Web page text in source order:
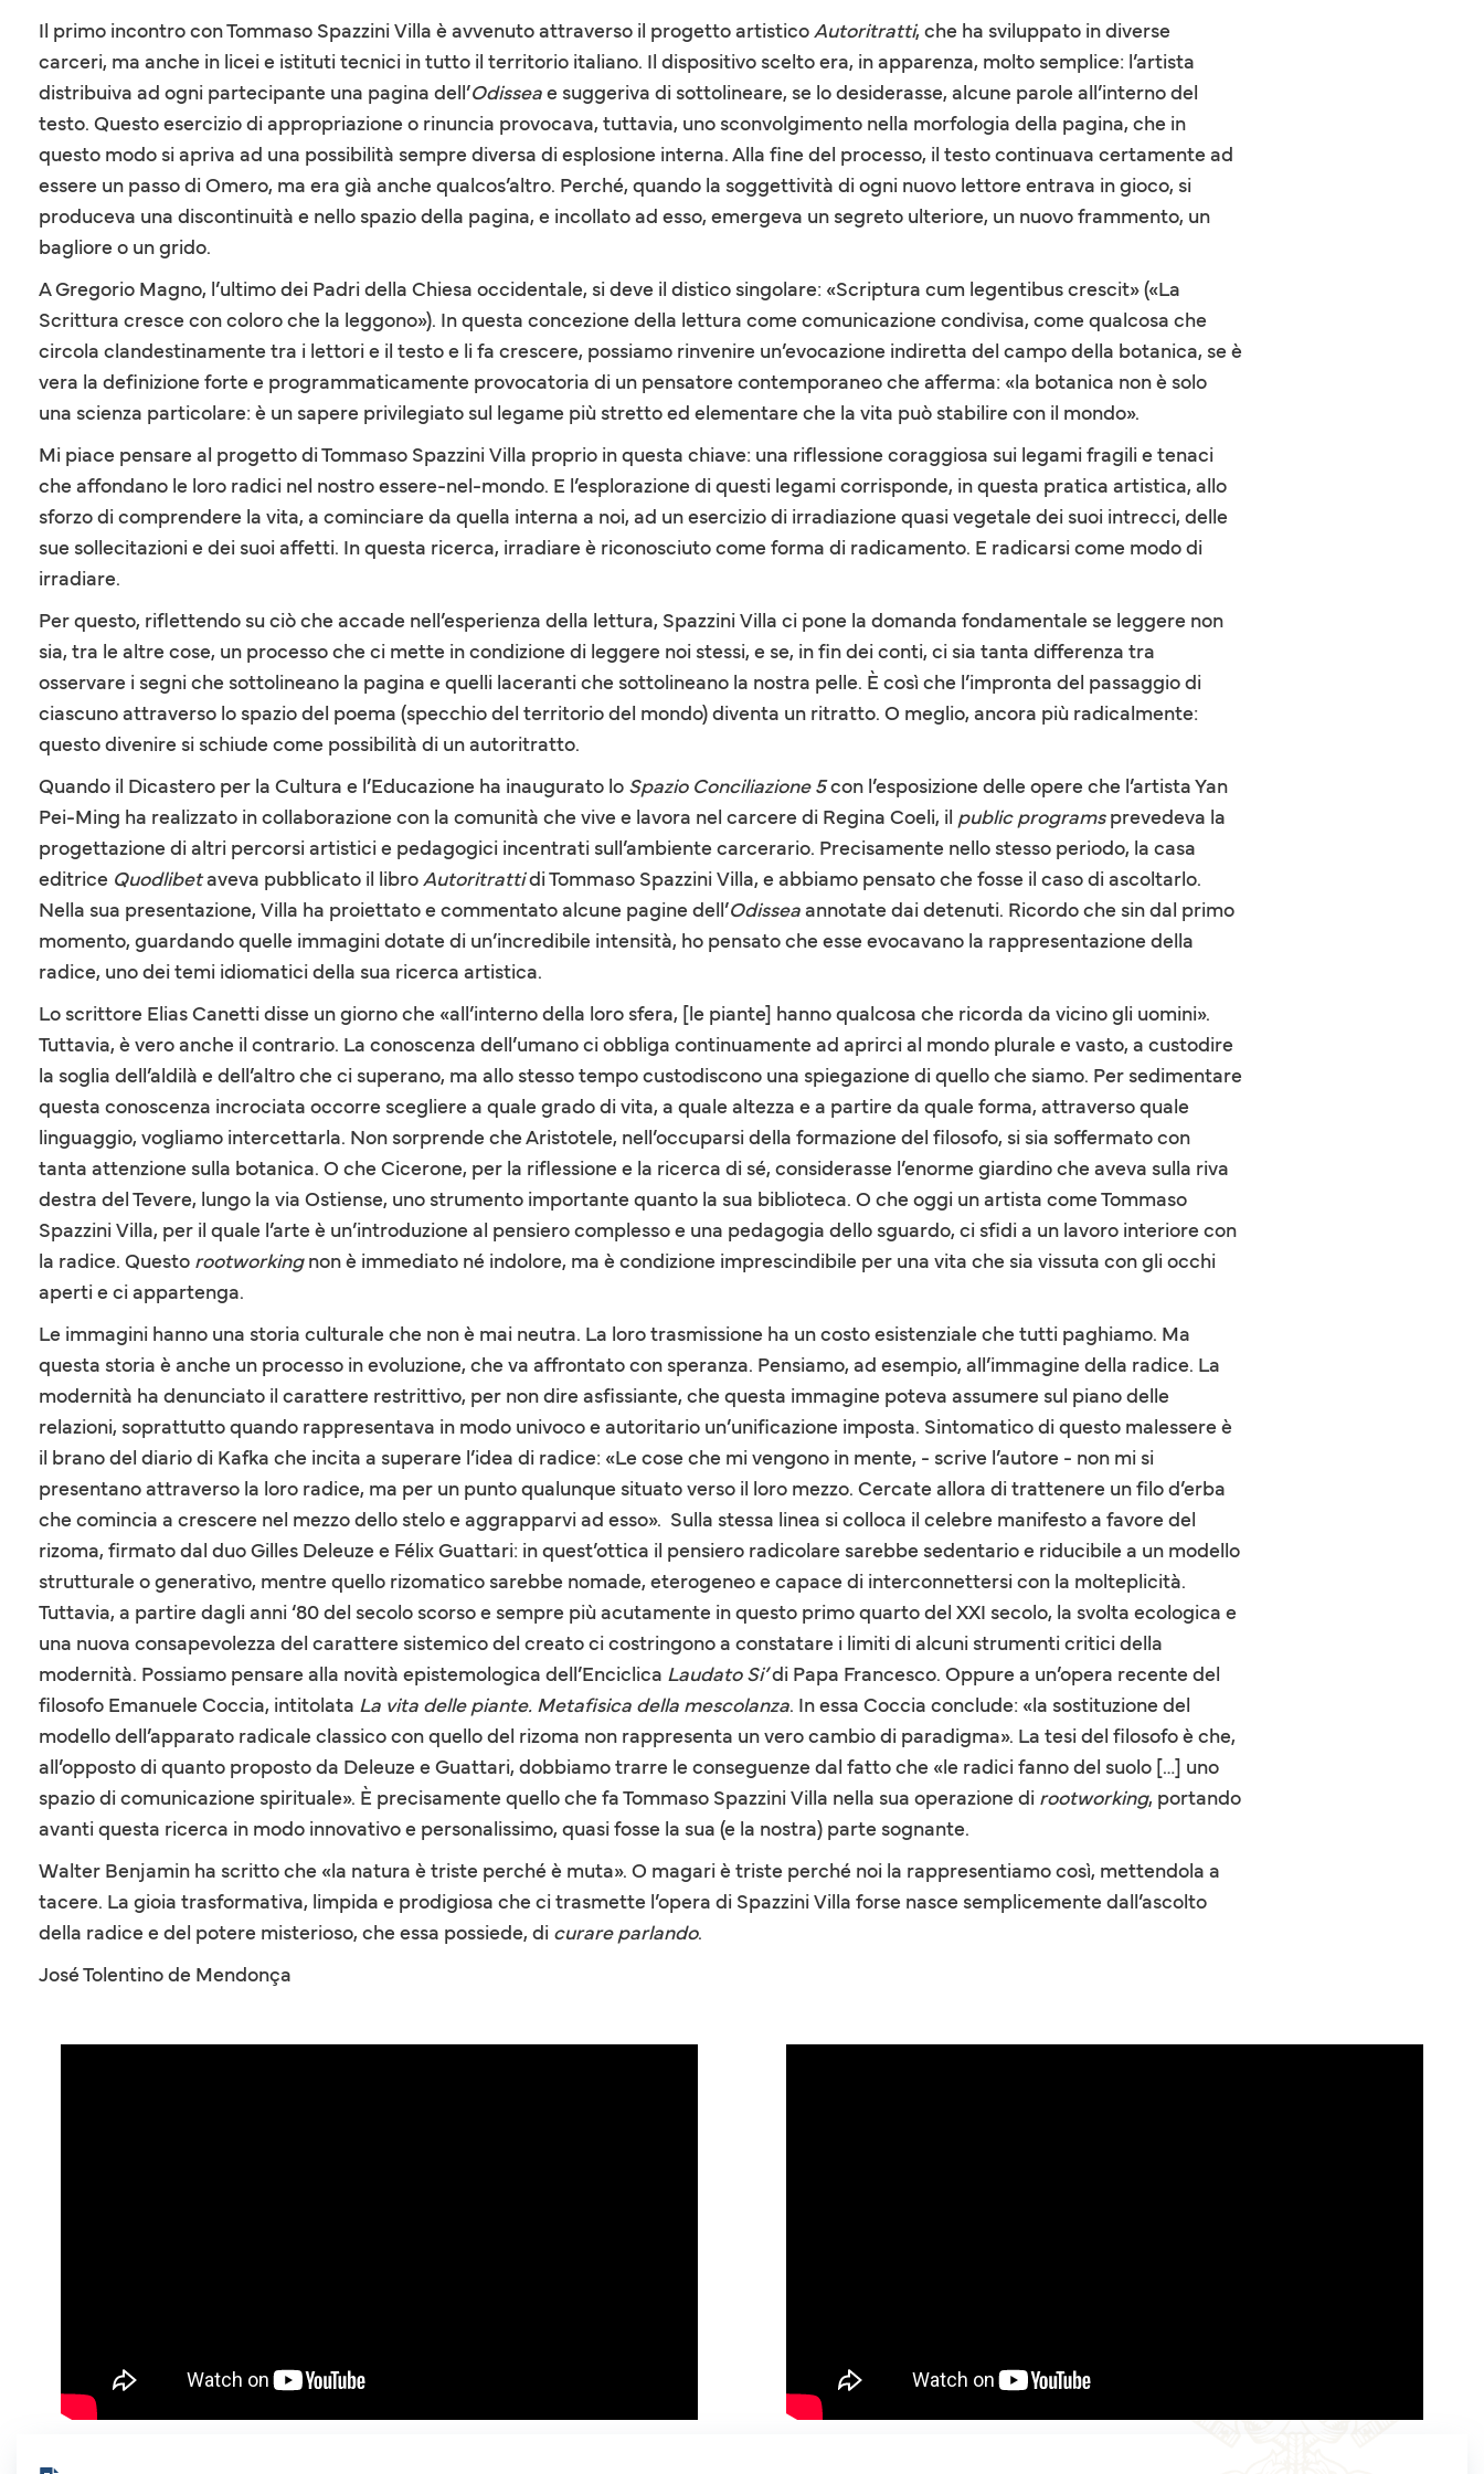
Il primo incontro con Tommaso Spazzini Villa è avvenuto attraverso il progetto artisticoAutoritratti, che ha sviluppato in diverse
carceri, ma anche in licei e istituti tecnici in tutto il territorio italiano. Il dispositivo scelto era, in apparenza, molto semplice: l’artista
distribuiva ad ogni partecipante una pagina dell’Odisseae suggeriva di sottolineare, se lo desiderasse, alcune parole all’interno del
testo. Questo esercizio di appropriazione o rinuncia provocava, tuttavia, uno sconvolgimento nella morfologia della pagina, che in
questo modo si apriva ad una possibilità sempre diversa di esplosione interna. Alla fine del processo, il testo continuava certamente ad
essere un passo di Omero, ma era già anche qualcos’altro. Perché, quando la soggettività di ogni nuovo lettore entrava in gioco, si
produceva una discontinuità e nello spazio della pagina, e incollato ad esso, emergeva un segreto ulteriore, un nuovo frammento, un
bagliore o un grido.
A Gregorio Magno, l’ultimo dei Padri della Chiesa occidentale, si deve il distico singolare: «Scriptura cum legentibus crescit» («La
Scrittura cresce con coloro che la leggono»). In questa concezione della lettura come comunicazione condivisa, come qualcosa che
circola clandestinamente tra i lettori e il testo e li fa crescere, possiamo rinvenire un’evocazione indiretta del campo della botanica, se è
vera la definizione forte e programmaticamente provocatoria di un pensatore contemporaneo che afferma: «la botanica non è solo
una scienza particolare: è un sapere privilegiato sul legame più stretto ed elementare che la vita può stabilire con il mondo».
Mi piace pensare al progetto di Tommaso Spazzini Villa proprio in questa chiave: una riflessione coraggiosa sui legami fragili e tenaci
che affondano le loro radici nel nostro essere-nel-mondo. E l’esplorazione di questi legami corrisponde, in questa pratica artistica, allo
sforzo di comprendere la vita, a cominciare da quella interna a noi, ad un esercizio di irradiazione quasi vegetale dei suoi intrecci, delle
sue sollecitazioni e dei suoi affetti. In questa ricerca, irradiare è riconosciuto come forma di radicamento. E radicarsi come modo di
irradiare.
Per questo, riflettendo su ciò che accade nell’esperienza della lettura, Spazzini Villa ci pone la domanda fondamentale se leggere non
sia, tra le altre cose, un processo che ci mette in condizione di leggere noi stessi, e se, in fin dei conti, ci sia tanta differenza tra
osservare i segni che sottolineano la pagina e quelli laceranti che sottolineano la nostra pelle. È così che l’impronta del passaggio di
ciascuno attraverso lo spazio del poema (specchio del territorio del mondo) diventa un ritratto. O meglio, ancora più radicalmente:
questo divenire si schiude come possibilità di un autoritratto.
Quando il Dicastero per la Cultura e l’Educazione ha inaugurato lo Spazio Conciliazione 5con l’esposizione delle opere che l’artista Yan
Pei-Ming ha realizzato in collaborazione con la comunità che vive e lavora nel carcere di Regina Coeli, il public programsprevedeva la
progettazione di altri percorsi artistici e pedagogici incentrati sull’ambiente carcerario. Precisamente nello stesso periodo, la casa
editrice Quodlibetaveva pubblicato il libroAutoritrattidi Tommaso Spazzini Villa, e abbiamo pensato che fosse il caso di ascoltarlo.
Nella sua presentazione, Villa ha proiettato e commentato alcune pagine dell’Odisseaannotate dai detenuti. Ricordo che sin dal primo
momento, guardando quelle immagini dotate di un’incredibile intensità, ho pensato che esse evocavano la rappresentazione della
radice, uno dei temi idiomatici della sua ricerca artistica.
Lo scrittore Elias Canetti disse un giorno che «all’interno della loro sfera, [le piante] hanno qualcosa che ricorda da vicino gli uomini».
Tuttavia, è vero anche il contrario. La conoscenza dell’umano ci obbliga continuamente ad aprirci al mondo plurale e vasto, a custodire
la soglia dell’aldilà e dell’altro che ci superano, ma allo stesso tempo custodiscono una spiegazione di quello che siamo. Per sedimentare
questa conoscenza incrociata occorre scegliere a quale grado di vita, a quale altezza e a partire da quale forma, attraverso quale
linguaggio, vogliamo intercettarla. Non sorprende che Aristotele, nell’occuparsi della formazione del filosofo, si sia soffermato con
tanta attenzione sulla botanica. O che Cicerone, per la riflessione e la ricerca di sé, considerasse l’enorme giardino che aveva sulla riva
destra del Tevere, lungo la via Ostiense, uno strumento importante quanto la sua biblioteca. O che oggi un artista come Tommaso
Spazzini Villa, per il quale l’arte è un’introduzione al pensiero complesso e una pedagogia dello sguardo, ci sfidi a un lavoro interiore con
la radice. Questo rootworkingnon è immediato né indolore, ma è condizione imprescindibile per una vita che sia vissuta con gli occhi
aperti e ci appartenga.
Le immagini hanno una storia culturale che non è mai neutra. La loro trasmissione ha un costo esistenziale che tutti paghiamo. Ma
questa storia è anche un processo in evoluzione, che va affrontato con speranza. Pensiamo, ad esempio, all’immagine della radice. La
modernità ha denunciato il carattere restrittivo, per non dire asfissiante, che questa immagine poteva assumere sul piano delle
relazioni, soprattutto quando rappresentava in modo univoco e autoritario un’unificazione imposta. Sintomatico di questo malessere è
il brano del diario di Kafka che incita a superare l’idea di radice: «Le cose che mi vengono in mente, - scrive l’autore - non mi si
presentano attraverso la loro radice, ma per un punto qualunque situato verso il loro mezzo. Cercate allora di trattenere un filo d’erba
che comincia a crescere nel mezzo dello stelo e aggrapparvi ad esso». Sulla stessa linea si colloca il celebre manifesto a favore del
rizoma, firmato dal duo Gilles Deleuze e Félix Guattari: in quest’ottica il pensiero radicolare sarebbe sedentario e riducibile a un modello
strutturale o generativo, mentre quello rizomatico sarebbe nomade, eterogeneo e capace di interconnettersi con la molteplicità.
Tuttavia, a partire dagli anni ‘80 del secolo scorso e sempre più acutamente in questo primo quarto del XXI secolo, la svolta ecologica e
una nuova consapevolezza del carattere sistemico del creato ci costringono a constatare i limiti di alcuni strumenti critici della
modernità. Possiamo pensare alla novità epistemologica dell’Enciclica Laudato Si’di Papa Francesco. Oppure a un’opera recente del
filosofo Emanuele Coccia, intitolata La vita delle piante. Metafisica della mescolanza. In essa Coccia conclude: «la sostituzione del
modello dell’apparato radicale classico con quello del rizoma non rappresenta un vero cambio di paradigma». La tesi del filosofo è che,
all’opposto di quanto proposto da Deleuze e Guattari, dobbiamo trarre le conseguenze dal fatto che «le radici fanno del suolo […] uno
spazio di comunicazione spirituale». È precisamente quello che fa Tommaso Spazzini Villa nella sua operazione di rootworking, portando
avanti questa ricerca in modo innovativo e personalissimo, quasi fosse la sua (e la nostra) parte sognante.
Walter Benjamin ha scritto che «la natura è triste perché è muta». O magari è triste perché noi la rappresentiamo così, mettendola a
tacere. La gioia trasformativa, limpida e prodigiosa che ci trasmette l’opera di Spazzini Villa forse nasce semplicemente dall’ascolto
della radice e del potere misterioso, che essa possiede, di curare parlando.
José Tolentino de Mendonça